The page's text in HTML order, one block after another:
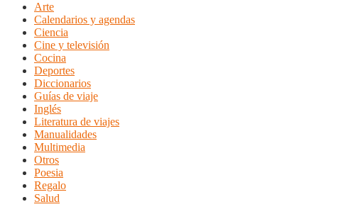
Arte
Calendarios y agendas
Ciencia
Cine y televisión
Cocina
Deportes
Diccionarios
Guías de viaje
Inglés
Literatura de viajes
Manualidades
Multimedia
Otros
Poesia
Regalo
Salud